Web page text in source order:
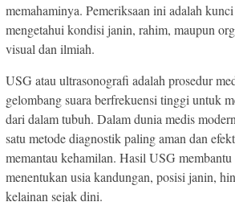
memahaminya. Pemeriksaan ini adalah
mengetahui kondisi janin, rahim, maupun
visual dan ilmiah.
USG atau ultrasonografi adalah prosedur
gelombang suara berfrekuensi tinggi untuk
dari dalam tubuh. Dalam dunia medis
satu metode diagnostik paling aman dan
memantau kehamilan. Hasil USG
menentukan usia kandungan, posisi janin,
kelainan sejak dini.